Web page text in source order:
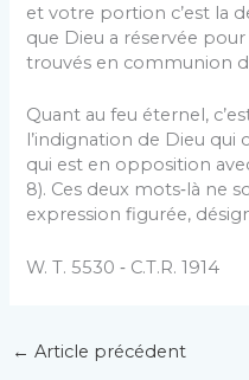
et votre portion c’est la
que Dieu a réservée
trouvés en communion
Quant au feu éternel,
l’indignation de Dieu
qui est en opposition
8). Ces deux mots‑là ne
expression figurée,
W. T. 5530 ‑ C.T.R. 1914
← Article précédent